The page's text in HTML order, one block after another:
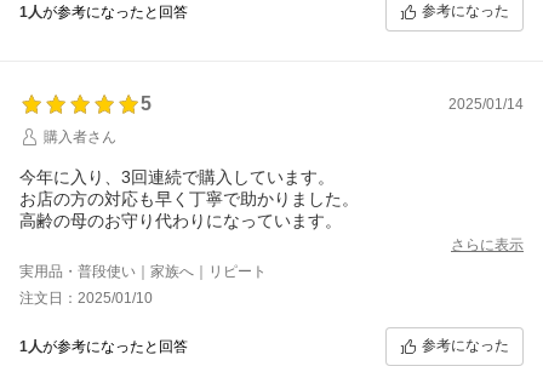
1人が参考になったと回答 参考になった
5
2025/01/14
購入者さん
今年に入り、3回連続で購入しています。
お店の方の対応も早く丁寧で助かりました。
高齢の母のお守り代わりになっています。
さらに表示
実用品・普段使い｜家族へ｜リピート
注文日：2025/01/10
1人が参考になったと回答 参考になった